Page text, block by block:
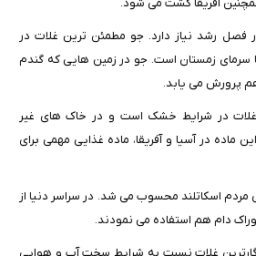
آفریقا کشت می شود.
رشد نیاز دارد. جو مطمئن ترین غلات در
زمستان است. جو در زمین هایی که گندم
پرورش می یابد.
غلات در شرایط خشک است و در خاک های غیر
ماده در آسیا و آفریقا، ماده غذایی مهمی برای
مردم اسکاتلند محسوب می شد. در سراسر دنیا از
دام هم استفاده می نمودند.
غلات نسبت به شرایط سخت آب و هوایی